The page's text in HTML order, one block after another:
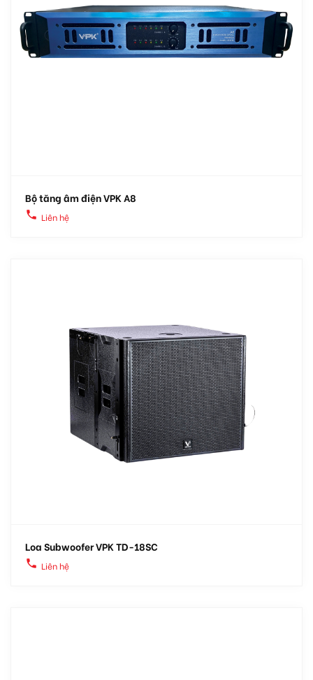
Bộ tăng âm điện VPK A8
local_phone Liên hệ
Loa Subwoofer VPK TD-18SC
local_phone Liên hệ